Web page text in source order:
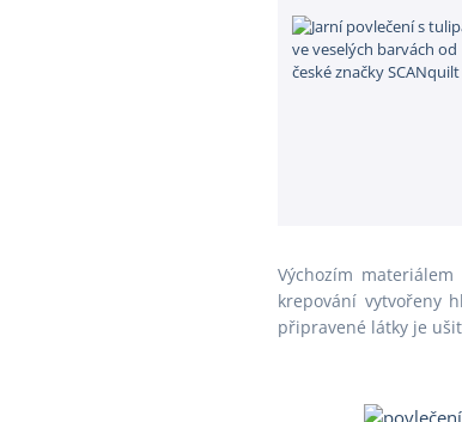
Výchozím
krepování vytvořeny
připravené látky je